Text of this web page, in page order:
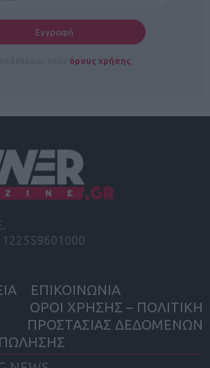
όρους χρήσης
ΕΠΙΚΟΙΝΩΝΙΑ
ΟΡΟΙ ΧΡΗΣΗΣ – ΠΟΛΙΤΙΚΗ
ΠΡΟΣΤΑΣΙΑΣ ΔΕΔΟΜΕΝΩΝ